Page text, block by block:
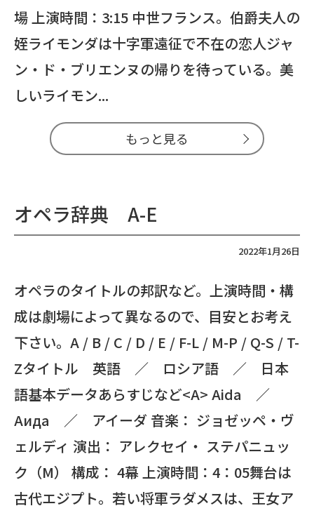
場 上演時間：3:15 中世フランス。伯爵夫人の
姪ライモンダは十字軍遠征で不在の恋人ジャ
ン・ド・ブリエンヌの帰りを待っている。美
しいライモン...
もっと見る
オペラ辞典 A-E
2022年1月26日
オペラのタイトルの邦訳など。上演時間・構
成は劇場によって異なるので、目安とお考え
下さい。A / B / C / D / E / F-L / M-P / Q-S / T-
Zタイトル 英語 ／ ロシア語 ／ 日本
語基本データあらすじなど<A> Aida ／
Аида ／ アイーダ 音楽： ジョゼッペ・ヴ
ェルディ 演出： アレクセイ・ ステパニュッ
ク（M） 構成： 4幕 上演時間：4：05舞台は
古代エジプト。若い将軍ラダメスは、王女ア